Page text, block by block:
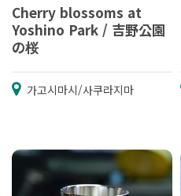
Cherry blossoms at
Yoshino Park / 吉野公園
の桜
가고시마시/사쿠라지마